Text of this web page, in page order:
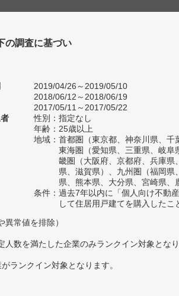
の調査に基づい
2019/04/26～2019/05/10
2018/06/12～2018/06/19
2017/05/11～2017/05/22
性別：指定なし
年齢：25歳以上
地域：首都圏（東京都、神奈川県、千
東海圏（愛知県、三重県、岐阜
畿圏（大阪府、京都府、兵庫県
県、滋賀県）、九州圏（福岡県
県、熊本県、大分県、宮崎県、
条件：過去7年以内に「個人向け不動
して住居用戸建てを購入したこ
常値を排除）
数を満たした企業のみランクイン対象とな
ランクイン対象となります。